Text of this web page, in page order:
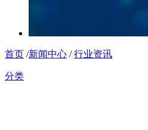
首页 /新闻中心 /行业资讯
分类